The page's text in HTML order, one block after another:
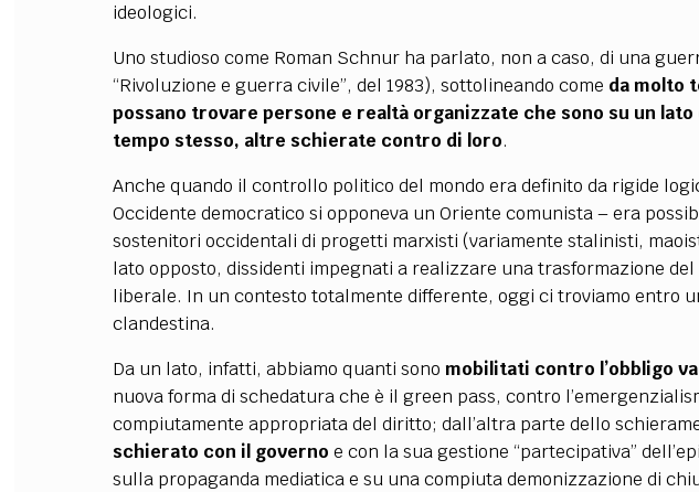
ideologici.
Uno studioso come Roman Schnur ha parlato, non a caso, di una
“Rivoluzione e guerra civile”, del 1983), sottolineando come da molto
possano trovare persone e realtà organizzate che sono su un lato
tempo stesso, altre schierate contro di loro.
Anche quando il controllo politico del mondo era definito da rigide
Occidente democratico si opponeva un Oriente comunista – era
sostenitori occidentali di progetti marxisti (variamente stalinisti,
lato opposto, dissidenti impegnati a realizzare una trasformazione del
liberale. In un contesto totalmente differente, oggi ci troviamo entro
clandestina.
Da un lato, infatti, abbiamo quanti sono mobilitati contro l’obbligo
nuova forma di schedatura che è il green pass, contro
compiutamente appropriata del diritto; dall’altra parte dello
schierato con il governo e con la sua gestione “partecipativa”
sulla propaganda mediatica e su una compiuta demonizzazione di